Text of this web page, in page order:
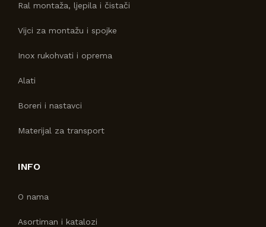
Ral montaža, ljepila i čistači
Vijci za montažu i spojke
Inox rukohvati i oprema
Alati
Boreri i nastavci
Materijal za transport
INFO
O nama
Asortiman i katalozi